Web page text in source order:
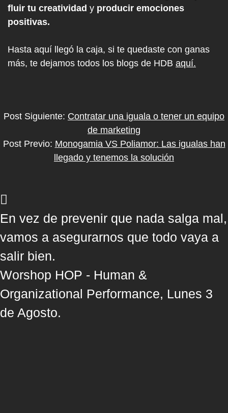
fluir tu creatividad y producir emociones
positivas.
Hasta aquí llegó la caja, si te quedaste con ganas
más, te dejamos todos los blogs de HDB aquí.
Post Siguiente: Contratar una iguala o tener un equipo
de marketing
Post Previo: Monogamia VS Poliamor: Las igualas han
llegado y tenemos la solución
En vez de prevenir que nada salga mal,
vamos a asegurarnos que todo vaya a
salir bien.
Worshop HOP - Human &
Organizational Performance, Lunes 3
de Agosto.